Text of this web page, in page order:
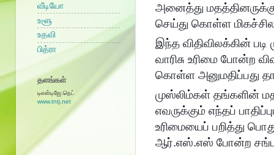
அனைத்து
செய்து கொள்ள
இந்த விதிவிலக்கின்
வாரிசு உரிமை போன்ற
கொள்ள அனுமதிப்பது
முஸ்லிம்கள் தங்களின்
எவருக்கும் எந்தப்
உரிமையைப் பறித்து
ஆர்.எஸ்.எஸ் போன்ற
வீடியோ
உளூ
உதவி
பித்ரா
தளங்கள்
டிஎன்டிஜே.நெட்
www.tntj.net